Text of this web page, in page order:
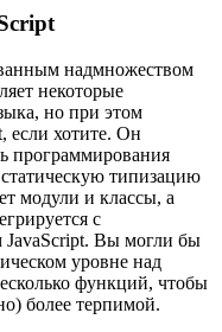
надмножеством
некоторые
но при этом
если хотите. Он
программирования
типизацию
модули и классы, а
с
JavaScript. Вы могли бы
уровне над
функций, чтобы
более терпимой.